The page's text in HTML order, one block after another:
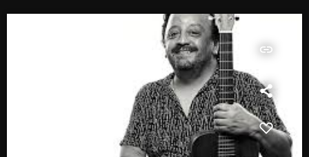
insert_link